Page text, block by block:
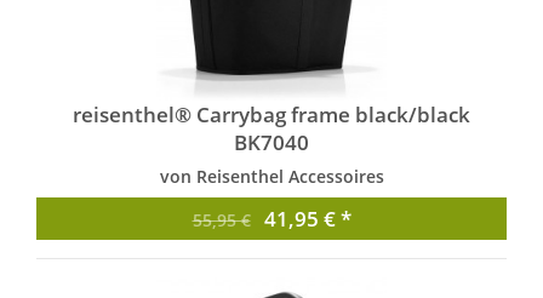
reisenthel® Carrybag frame black/black
BK7040
von Reisenthel Accessoires
55,95 €
41,95 € *